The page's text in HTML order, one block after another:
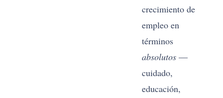
crecimiento de
empleo en
términos
absolutos —
cuidado,
educación,